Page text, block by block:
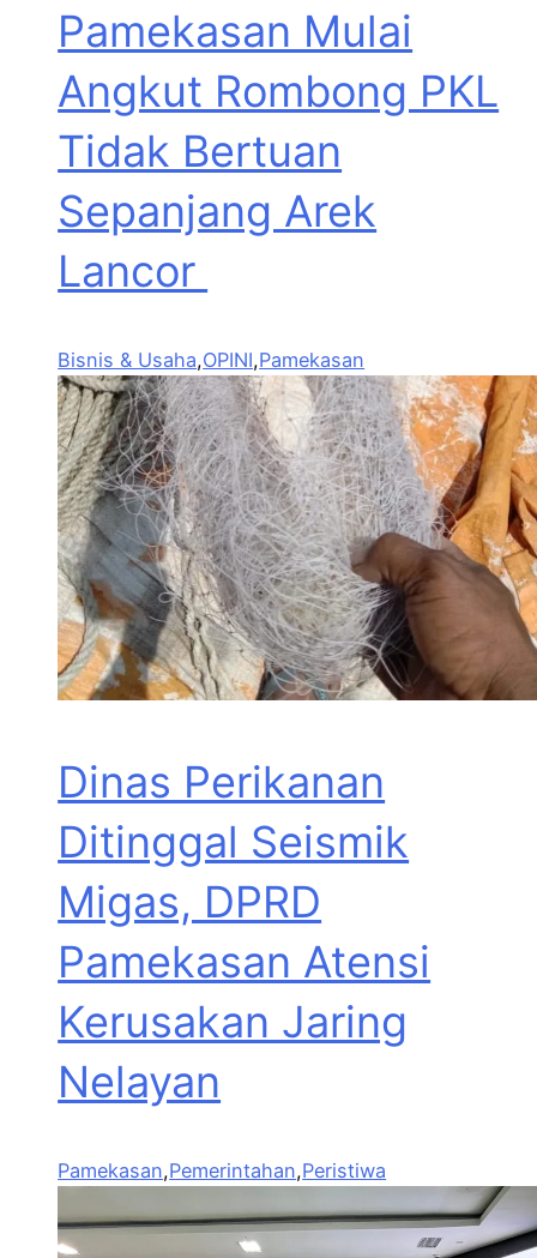
Pamekasan Mulai
Angkut Rombong PKL
Tidak Bertuan
Sepanjang Arek
Lancor
Bisnis & Usaha,OPINI,Pamekasan
Dinas Perikanan
Ditinggal Seismik
Migas, DPRD
Pamekasan Atensi
Kerusakan Jaring
Nelayan
Pamekasan,Pemerintahan,Peristiwa